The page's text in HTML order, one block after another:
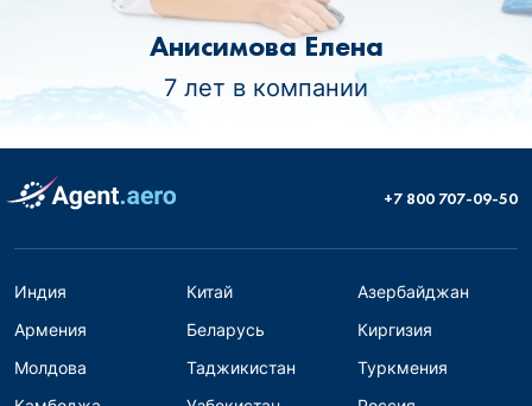
Анисимова Елена
7 лет в компании
+7 800 707-09-50
Индия Китай
Азербайджан
Армения
Беларусь
Киргизия
Молдова
Таджикистан
Туркмения